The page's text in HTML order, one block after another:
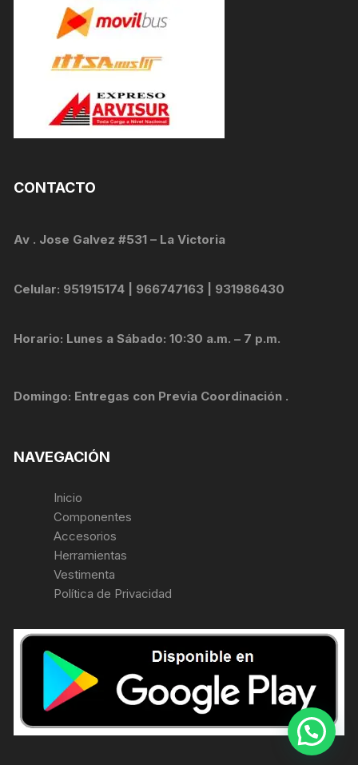
CONTACTO
Av . Jose Galvez #531 – La Victoria
Celular: 951915174 | 966747163 | 931986430
Horario: Lunes a Sábado: 10:30 a.m. – 7 p.m.
Domingo: Entregas con Previa Coordinación .
NAVEGACIÓN
Inicio
Componentes
Accesorios
Herramientas
Vestimenta
Política de Privacidad